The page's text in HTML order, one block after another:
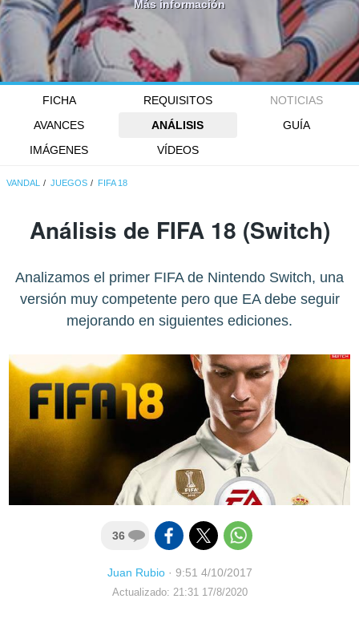
Más información
FICHA REQUISITOS
NOTICIAS
AVANCES
ANÁLISIS
GUÍA
IMÁGENES
VÍDEOS
VANDAL JUEGOS FIFA 18
Análisis de FIFA 18 (Switch)
Analizamos el primer FIFA de Nintendo Switch, una
versión muy competente pero que EA debe seguir
mejorando en siguientes ediciones.
36
Juan Rubio· 9:51 4/10/2017
Actualizado: 21:31 17/8/2020